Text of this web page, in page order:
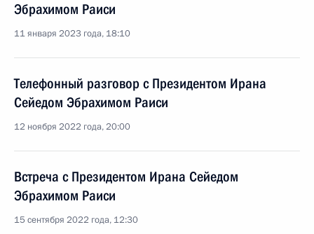
Эбрахимом Раиси
11 января 2023 года, 18:10
Телефонный разговор с Президентом Ирана
Сейедом Эбрахимом Раиси
12 ноября 2022 года, 20:00
Встреча с Президентом Ирана Сейедом
Эбрахимом Раиси
15 сентября 2022 года, 12:30